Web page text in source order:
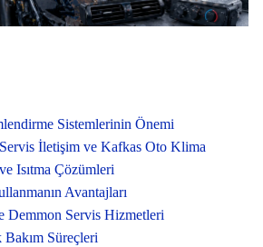
Sistemlerinin Önemi
İletişim ve Kafkas Oto Klima
Isıtma Çözümleri
Avantajları
Demmon Servis Hizmetleri
Süreçleri